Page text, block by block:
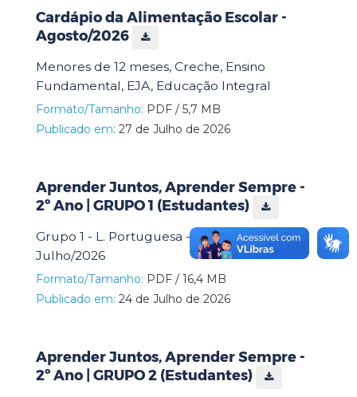
Cardápio da Alimentação Escolar -
Agosto/2026
Menores de 12 meses, Creche, Ensino
Fundamental, EJA, Educação Integral
Formato/Tamanho: PDF / 5,7 MB
Publicado em: 27 de Julho de 2026
Aprender Juntos, Aprender Sempre -
2º Ano | GRUPO 1 (Estudantes)
Grupo 1 - L. Portuguesa - Matemática -
Julho/2026
Formato/Tamanho: PDF / 16,4 MB
Publicado em: 24 de Julho de 2026
Aprender Juntos, Aprender Sempre -
2º Ano | GRUPO 2 (Estudantes)